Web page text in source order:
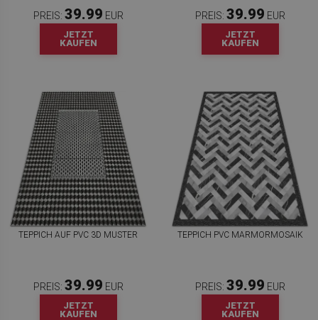
PREIS: 39.99 EUR
JETZT
KAUFEN
PREIS: 39.99 EUR
JETZT
KAUFEN
TEPPICH AUF PVC 3D MUSTER
PREIS: 39.99 EUR
JETZT
KAUFEN
TEPPICH PVC MARMORMOSAIK
PREIS: 39.99 EUR
JETZT
KAUFEN